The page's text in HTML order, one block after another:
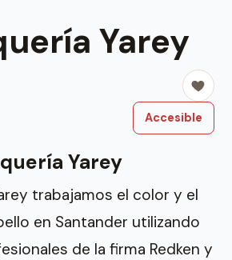
Yarey
Accesible
Yarey
trabajamos el color y el
en Santander utilizando
de la firma Redken y